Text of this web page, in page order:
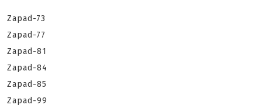
Zapad-73
Zapad-77
Zapad-81
Zapad-84
Zapad-85
Zapad-99